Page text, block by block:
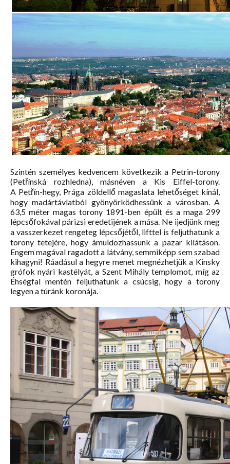
Szintén személyes kedvencem következik a Petrin-torony
(Petřínská rozhledna), másnéven a Kis Eiffel-torony.
A Petřín-hegy, Prága zöldellő magaslata lehetőséget kínál,
hogy madártávlatból gyönyörködhessünk a városban. A
63,5 méter magas torony 1891-ben épült és a maga 299
lépcsőfokával párizsi eredetijének a mása. Ne ijedjünk meg
a vasszerkezet rengeteg lépcsőjétől, lifttel is feljuthatunk a
torony tetejére, hogy ámuldozhassunk a pazar kilátáson.
Engem magával ragadott a látvány, semmiképp sem szabad
kihagyni! Ráadásul a hegyre menet megnézhetjük a Kinsky
grófok nyári kastélyát, a Szent Mihály templomot, míg az
Éhségfal mentén feljuthatunk a csúcsig, hogy a torony
legyen a túránk koronája.